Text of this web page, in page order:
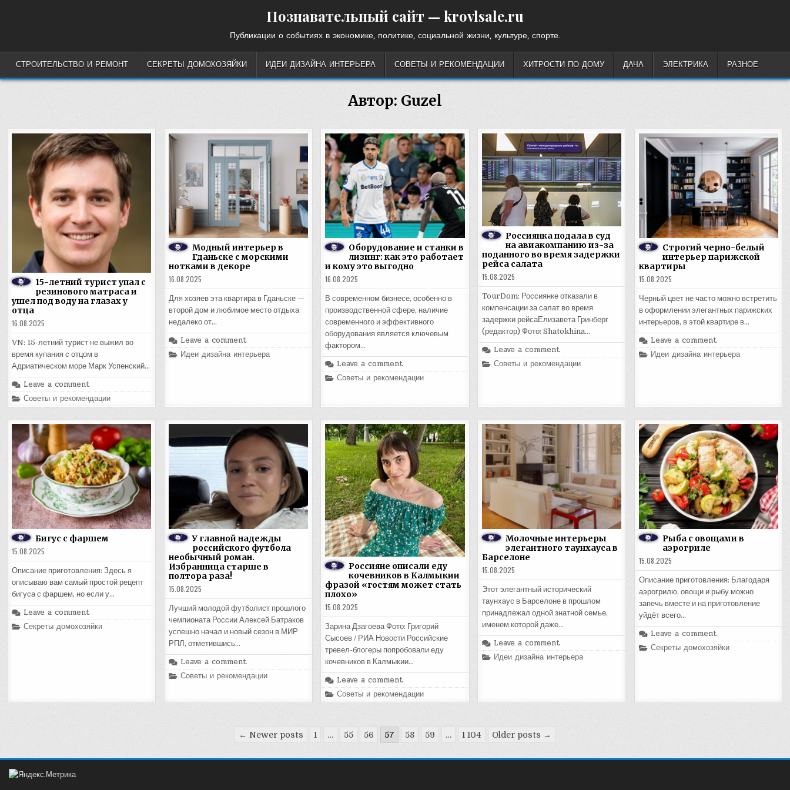
Познавательный сайт — krovlsale.ru
Публикации о событиях в экономике, политике, социальной жизни, культуре, спорте.
СТРОИТЕЛЬСТВО И РЕМОНТ СЕКРЕТЫ ДОМОХОЗЯЙКИ ИДЕИ ДИЗАЙНА ИНТЕРЬЕРА СОВЕТЫ И РЕКОМЕНДАЦИИ ХИТРОСТИ ПО ДОМУ ДАЧА ЭЛЕКТРИКА РАЗНОЕ
Автор: Guzel
15-летний турист упал с
резинового матраса и
ушел под воду на глазах у
отца
16.08.2025
VN: 15-летний турист не выжил во
время купания с отцом в
Адриатическом море Марк Успенский…
Leave a comment
Posted
in
Советы и рекомендации
Модный интерьер в
Гданьске с морскими
нотками в декоре
16.08.2025
Для хозяев эта квартира в Гданьске —
второй дом и любимое место отдыха
недалеко от…
Leave a comment
Posted
in
Идеи дизайна интерьера
Оборудование и станки в
лизинг: как это работает
и кому это выгодно
16.08.2025
В современном бизнесе, особенно в
производственной сфере, наличие
современного и эффективного
оборудования является ключевым
фактором…
Leave a comment
Posted
Советы и рекомендации
Россиянка подала в суд
на авиакомпанию из-за
поданного во время задержки
рейса салата
15.08.2025
TourDom: Россиянке отказали в
компенсации за салат во время
задержки рейсаЕлизавета Гринберг
(редактор) Фото: Shatokhina…
Leave a comment
Posted
Советы и рекомендации
Строгий черно-белый
интерьер парижской
квартиры
15.08.2025
Черный цвет не часто можно встретить
в оформлении элегантных парижских
интерьеров, в этой квартире в…
Leave a comment
Posted
in
Идеи дизайна интерьера
Бигус с фаршем
15.08.2025
Описание приготовления: Здесь я
описываю вам самый простой рецепт
бигуса с фаршем, но если у…
Leave a comment
Posted
Секреты домохозяйки
У главной надежды
российского футбола
необычный роман.
Избранница старше в
полтора раза!
15.08.2025
Лучший молодой футболист прошлого
чемпионата России Алексей Батраков
успешно начал и новый сезон в МИР
РПЛ, отметившись…
Leave a comment
Posted
Советы и рекомендации
Россияне описали еду
кочевников в Калмыкии
фразой «гостям может стать
плохо»
15.08.2025
Зарина Дзагоева Фото: Григорий
Сысоев / РИА Новости Российские
тревел-блогеры попробовали еду
кочевников в Калмыкии…
Leave a comment
Posted
in
Советы и рекомендации
Молочные интерьеры
элегантного таунхауса в
Барселоне
15.08.2025
Этот элегантный исторический
таунхаус в Барселоне в прошлом
принадлежал одной знатной семье,
именем которой даже…
Leave a comment
Posted
in
Идеи дизайна интерьера
Рыба с овощами в
аэрогриле
15.08.2025
Описание приготовления: Благодаря
аэрогрилю, овощи и рыбу можно
запечь вместе и на приготовление
уйдёт всего…
Leave a comment
Posted
Секреты домохозяйки
← Newer posts 1 … 55 56 57 58 59 … 1 104 Older posts →